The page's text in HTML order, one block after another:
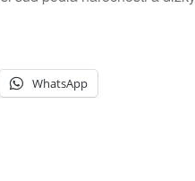
WhatsApp